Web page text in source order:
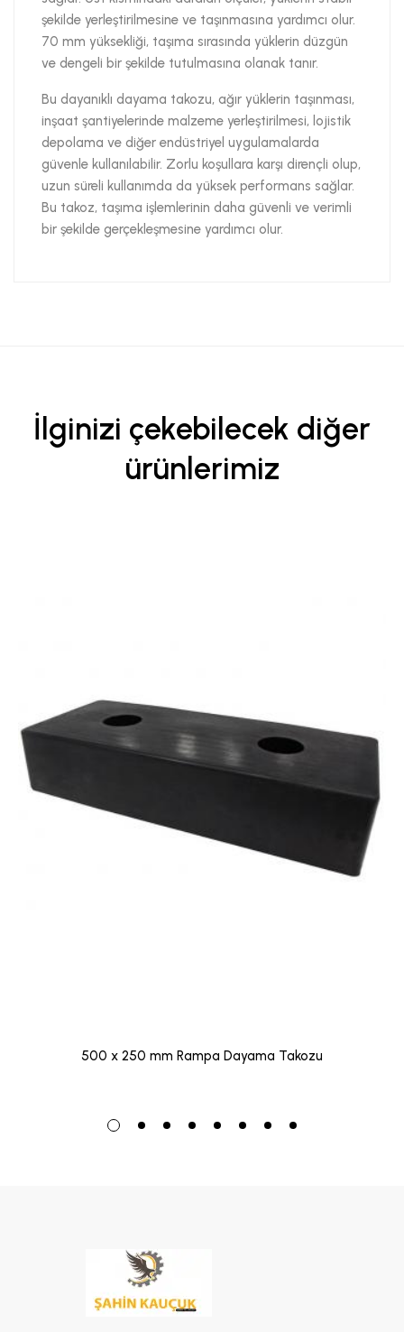
şekilde yerleştirilmesine ve taşınmasına yardımcı olur.
70 mm yüksekliği, taşıma sırasında yüklerin düzgün
ve dengeli bir şekilde tutulmasına olanak tanır.
Bu dayanıklı dayama takozu, ağır yüklerin taşınması,
inşaat şantiyelerinde malzeme yerleştirilmesi, lojistik
depolama ve diğer endüstriyel uygulamalarda
güvenle kullanılabilir. Zorlu koşullara karşı dirençli olup,
uzun süreli kullanımda da yüksek performans sağlar.
Bu takoz, taşıma işlemlerinin daha güvenli ve verimli
bir şekilde gerçekleşmesine yardımcı olur.
İlginizi çekebilecek diğer
ürünlerimiz
500 x 250 mm Rampa Dayama Takozu